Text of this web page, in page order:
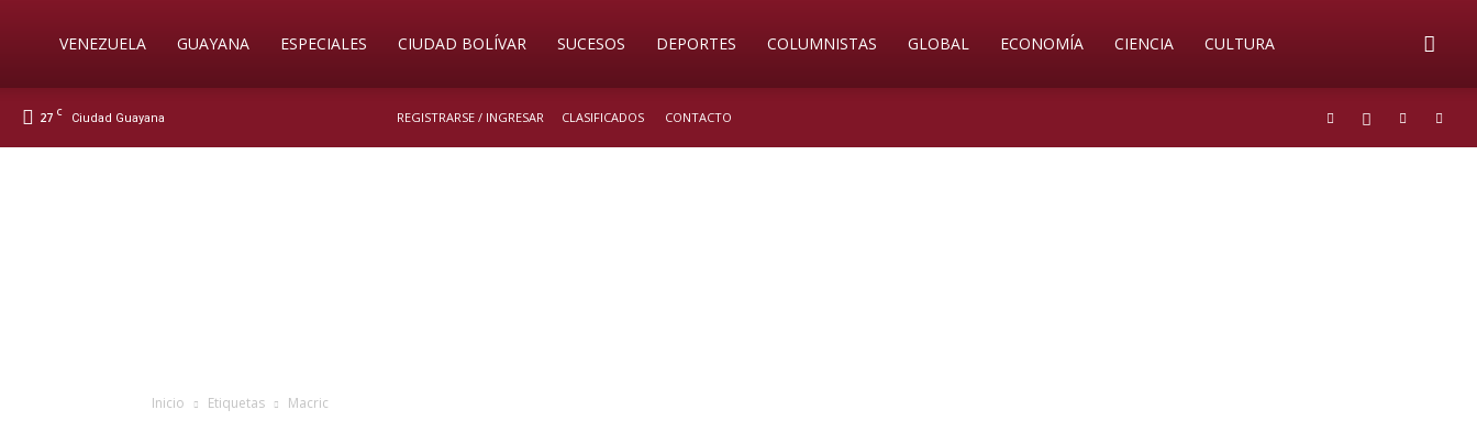
SoyVENEZUELA GUAYANA ESPECIALES CIUDAD BOLÍVAR SUCESOS DEPORTES COLUMNISTAS GLOBAL ECONOMÍA CIENCIA CULTURA
27 C Ciudad Guayana REGISTRARSE / INGRESAR CLASIFICADOS CONTACTO
Inicio Etiquetas Macric